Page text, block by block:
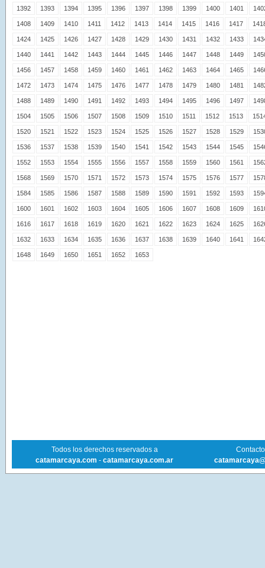
1392 1393 1394 1395 1396 1397 1398 1399 1400 1401
1408 1409 1410 1411 1412 1413 1414 1415 1416 1417
1424 1425 1426 1427 1428 1429 1430 1431 1432 1433
1440 1441 1442 1443 1444 1445 1446 1447 1448 1449
1456 1457 1458 1459 1460 1461 1462 1463 1464 1465
1472 1473 1474 1475 1476 1477 1478 1479 1480 1481
1488 1489 1490 1491 1492 1493 1494 1495 1496 1497
1504 1505 1506 1507 1508 1509 1510 1511 1512 1513
1520 1521 1522 1523 1524 1525 1526 1527 1528 1529
1536 1537 1538 1539 1540 1541 1542 1543 1544 1545
1552 1553 1554 1555 1556 1557 1558 1559 1560 1561
1568 1569 1570 1571 1572 1573 1574 1575 1576 1577
1584 1585 1586 1587 1588 1589 1590 1591 1592 1593
1600 1601 1602 1603 1604 1605 1606 1607 1608 1609
1616 1617 1618 1619 1620 1621 1622 1623 1624 1625
1632 1633 1634 1635 1636 1637 1638 1639 1640 1641
1648 1649 1650 1651 1652 1653
Todos los derechos reservados a
catamarcaya.com - catamarcaya.com.ar